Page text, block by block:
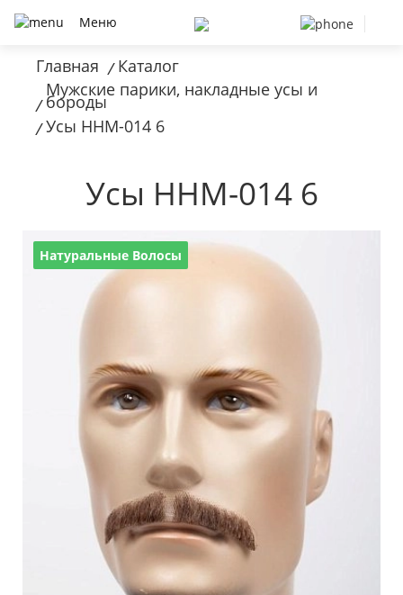
Меню
Главная / Каталог
/
Мужские парики, накладные усы и
бороды
/ Усы HHM-014 6
Усы HHM-014 6
Натуральные Волосы